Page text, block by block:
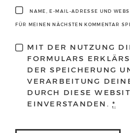
NAME, E-MAIL-ADRESSE UND
FÜR MEINEN NÄCHSTEN KOMMENTAR
MIT DER NUTZUNG
FORMULARS
DER SPEICHERUNG
VERARBEITUNG
DURCH DIESE
EINVERSTANDEN.*